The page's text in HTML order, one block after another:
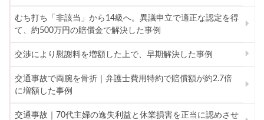
むち打ち「非該当」から14級へ。異議申立で適正な認定を得
て、約500万円の賠償金で解決した事例
交渉により慰謝料を増額した上で、早期解決した事例
交通事故で両腕を骨折｜弁護士費用特約で賠償額が約2.7倍
に増額した事例
交通事故｜70代主婦の逸失利益と休業損害を正当に認めさせ